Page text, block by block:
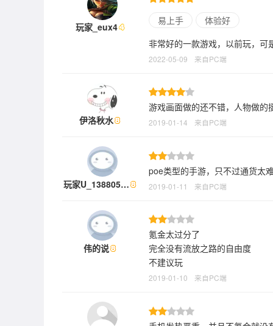
玩家_eux4
易上手
体验好
非常好的一款游戏，以前玩，可
2022-05-09 来自PC端
伊洛秋水
游戏画面做的还不错，人物做的
2019-01-14 来自PC端
玩家U_138805…
poe类型的手游，只不过通货太
2019-01-11 来自PC端
伟的说
氪金太过分了
完全没有流放之路的自由度
不建议玩
2019-01-10 来自PC端